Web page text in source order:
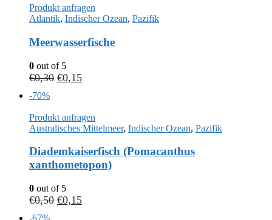
Produkt anfragen
Atlantik, Indischer Ozean, Pazifik
Meerwasserfische
0 out of 5
€0,30 €0,15
-70%
Produkt anfragen
Australisches Mittelmeer, Indischer Ozean, Pazifik
Diademkaiserfisch (Pomacanthus
xanthometopon)
0 out of 5
€0,50 €0,15